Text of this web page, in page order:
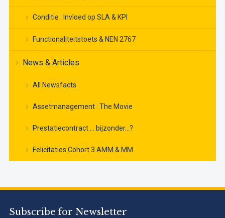
Conditie : Invloed op SLA & KPI
Functionaliteitstoets & NEN 2767
News & Articles
All Newsfacts
Assetmanagement : The Movie
Prestatiecontract…. bijzonder…?
Felicitaties Cohort 3 AMM & MM
Subscribe for Newsletter